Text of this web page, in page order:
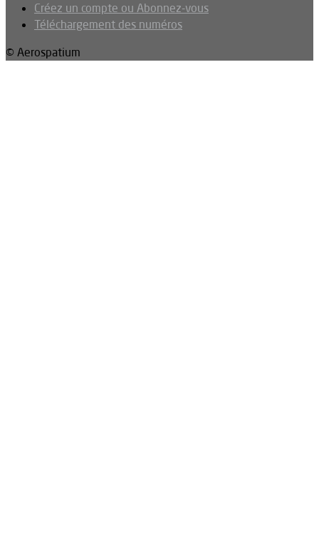
Créez un compte ou Abonnez-vous
Téléchargement des numéros
© Aerospatium